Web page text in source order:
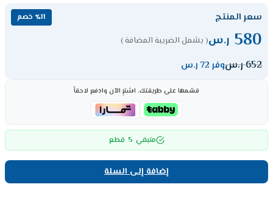
سعر المنتج ٪11 خصم
580 ر.س( يشمل الضريبة المضافة )
652ر.سوفر 72 ر.س
قسّمها على طريقتك، اشترِ الآن وادفع لاحقاً
متبقي 5 قطع
إضافة إلى السلة